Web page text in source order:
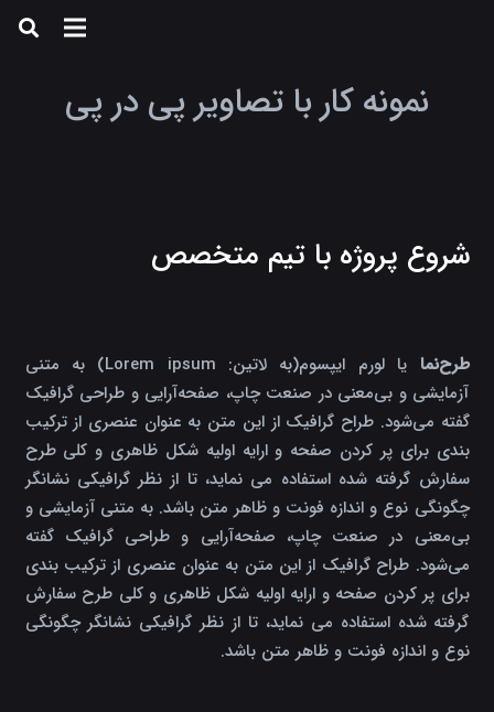
نمونه کار با تصاویر پی در پی
شروع پروژه با تیم متخصص
طرح‌نما
یا لورم ایپسوم(به لاتین: Lorem ipsum) به متنی
آزمایشی و بی‌معنی در صنعت چاپ، صفحه‌آرایی و طراحی گرافیک
گفته می‌شود. طراح گرافیک از این متن به عنوان عنصری از ترکیب
بندی برای پر کردن صفحه و ارایه اولیه شکل ظاهری و کلی طرح
سفارش گرفته شده استفاده می نماید، تا از نظر گرافیکی نشانگر
چگونگی نوع و اندازه فونت و ظاهر متن باشد. به متنی آزمایشی و
بی‌معنی در صنعت چاپ، صفحه‌آرایی و طراحی گرافیک گفته
می‌شود. طراح گرافیک از این متن به عنوان عنصری از ترکیب بندی
برای پر کردن صفحه و ارایه اولیه شکل ظاهری و کلی طرح سفارش
گرفته شده استفاده می نماید، تا از نظر گرافیکی نشانگر چگونگی
نوع و اندازه فونت و ظاهر متن باشد.